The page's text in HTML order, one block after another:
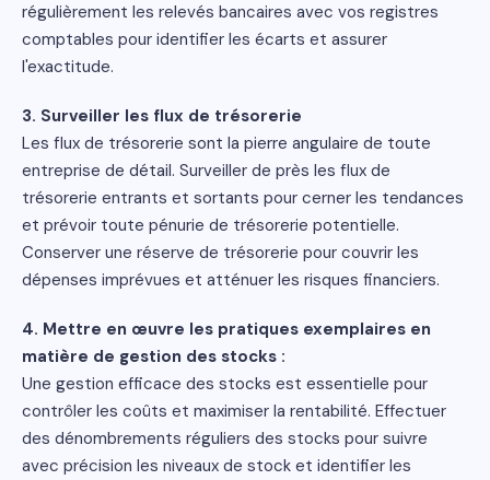
régulièrement les relevés bancaires avec vos registres
comptables pour identifier les écarts et assurer
l'exactitude.
3. Surveiller les flux de trésorerie
Les flux de trésorerie sont la pierre angulaire de toute
entreprise de détail. Surveiller de près les flux de
trésorerie entrants et sortants pour cerner les tendances
et prévoir toute pénurie de trésorerie potentielle.
Conserver une réserve de trésorerie pour couvrir les
dépenses imprévues et atténuer les risques financiers.
4. Mettre en œuvre les pratiques exemplaires en
matière de gestion des stocks :
Une gestion efficace des stocks est essentielle pour
contrôler les coûts et maximiser la rentabilité. Effectuer
des dénombrements réguliers des stocks pour suivre
avec précision les niveaux de stock et identifier les